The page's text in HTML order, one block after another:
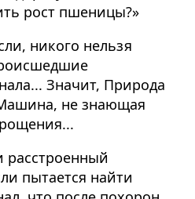
рост пшеницы?»
никого нельзя
Значит, Природа
не знающая
расстроенный
пытается найти